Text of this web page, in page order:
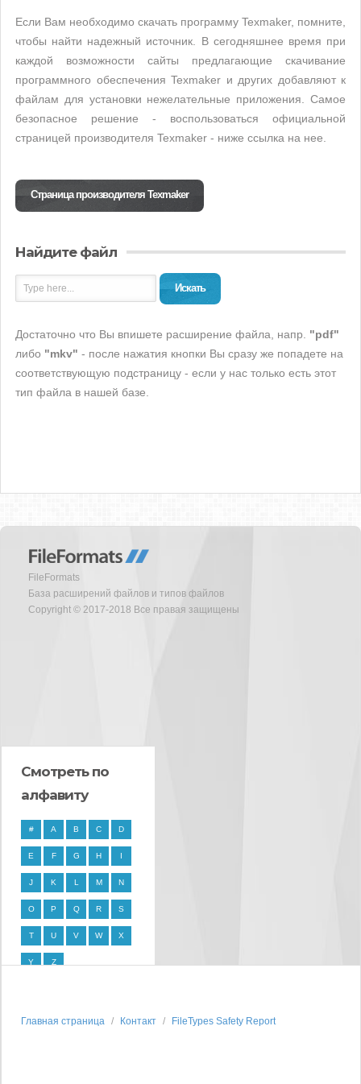
Если Вам необходимо скачать программу Texmaker, помните,
чтобы найти надежный источник. В сегодняшнее время при
каждой возможности сайты предлагающие скачивание
программного обеспечения Texmaker и других добавляют к
файлам для установки нежелательные приложения. Самое
безопасное решение - воспользоваться официальной
страницей производителя Texmaker - ниже ссылка на нее.
Страница производителя Texmaker
Найдите файл
Искать
Достаточно что Вы впишете расширение файла, напр. "pdf"
либо "mkv" - после нажатия кнопки Вы сразу же попадете на
соответствующую подстраницу - если у нас только есть этот
тип файла в нашей базе.
FileFormats
База расширений файлов и типов файлов
Copyright © 2017-2018 Все правая защищены
Смотреть по
алфавиту
# A B C D
E F G H I
J K L M N
O P Q R S
T U V W X
Y Z
Главная страница Контакт FileTypes Safety Report